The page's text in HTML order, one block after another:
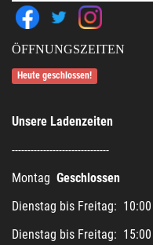
ÖFFNUNGSZEITEN
Heute geschlossen!
Unsere Ladenzeiten
-------------------------------
Montag Geschlossen
Dienstag bis Freitag:
Dienstag bis Freitag: